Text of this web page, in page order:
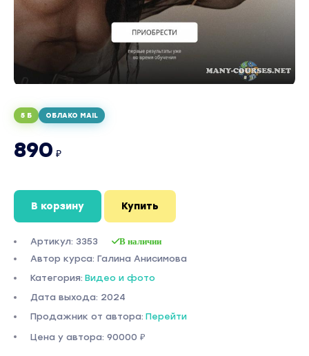
5 Б ОБЛАКО MAIL
890 ₽
В корзину Купить
Артикул: 3353 В наличии
Автор курса: Галина Анисимова
Категория: Видео и фото
Дата выхода: 2024
Продажник от автора: Перейти
Цена у автора: 90000 ₽